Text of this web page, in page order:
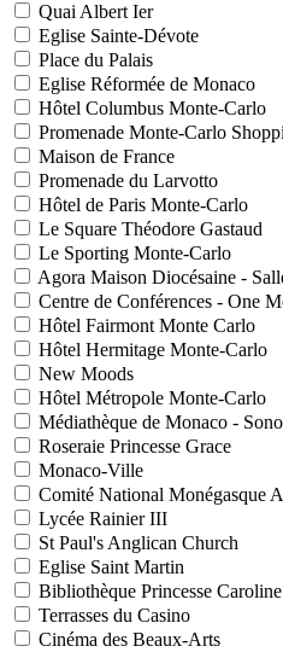
Quai Albert Ier
Eglise Sainte-Dévote
Place du Palais
Eglise Réformée de Monaco
Hôtel Columbus Monte-Carlo
Promenade Monte-Carlo
Maison de France
Promenade du Larvotto
Hôtel de Paris Monte-Carlo
Le Square Théodore Gastaud
Le Sporting Monte-Carlo
Agora Maison Diocésaine -
Centre de Conférences - One
Hôtel Fairmont Monte Carlo
Hôtel Hermitage Monte-Carlo
New Moods
Hôtel Métropole Monte-Carlo
Médiathèque de Monaco -
Roseraie Princesse Grace
Monaco-Ville
Comité National Monégasque
Lycée Rainier III
St Paul's Anglican Church
Eglise Saint Martin
Bibliothèque Princesse Caroline
Terrasses du Casino
Cinéma des Beaux-Arts